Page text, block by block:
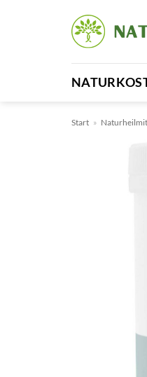
Start »